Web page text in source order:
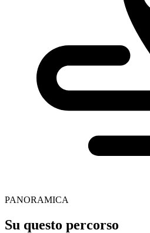
PANORAMICA
Su questo percorso